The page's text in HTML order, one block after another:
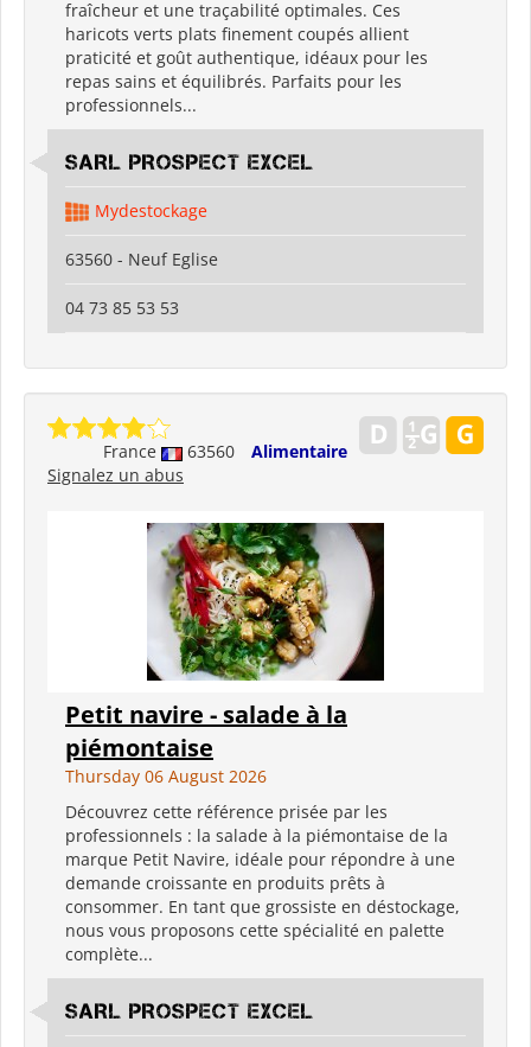
fraîcheur et une traçabilité optimales. Ces
haricots verts plats finement coupés allient
praticité et goût authentique, idéaux pour les
repas sains et équilibrés. Parfaits pour les
professionnels...
SARL PROSPECT EXCEL
Mydestockage
63560 - Neuf Eglise
04 73 85 53 53
France 63560
Alimentaire
Signalez un abus
Petit navire - salade à la
piémontaise
Thursday 06 August 2026
Découvrez cette référence prisée par les
professionnels : la salade à la piémontaise de la
marque Petit Navire, idéale pour répondre à une
demande croissante en produits prêts à
consommer. En tant que grossiste en déstockage,
nous vous proposons cette spécialité en palette
complète...
SARL PROSPECT EXCEL